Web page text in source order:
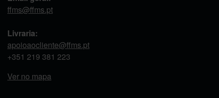
ffms@ffms.pt
Livraria:
apoioaocliente@ffms.pt
+351 219 381 223
Ver no mapa